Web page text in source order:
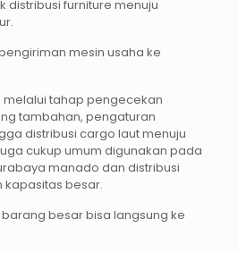
distribusi furniture menuju
mesin usaha ke
melalui tahap pengecekan
tambahan, pengaturan
distribusi cargo laut menuju
cukup umum digunakan pada
manado dan distribusi
besar.
besar bisa langsung ke